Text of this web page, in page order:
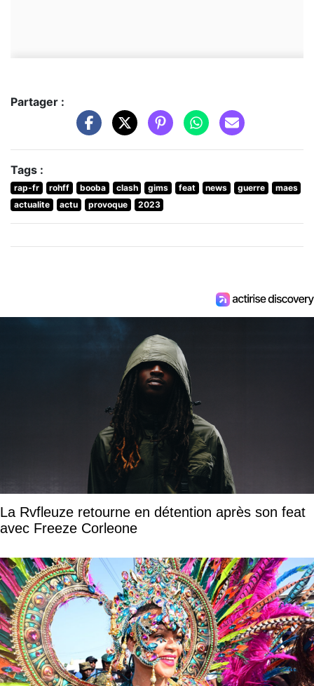
Partager :
Tags :
rap-fr rohff booba clash gims feat news guerre
maes
actualite
actu provoque 2023
La Rvfleuze retourne en détention après son feat
avec Freeze Corleone